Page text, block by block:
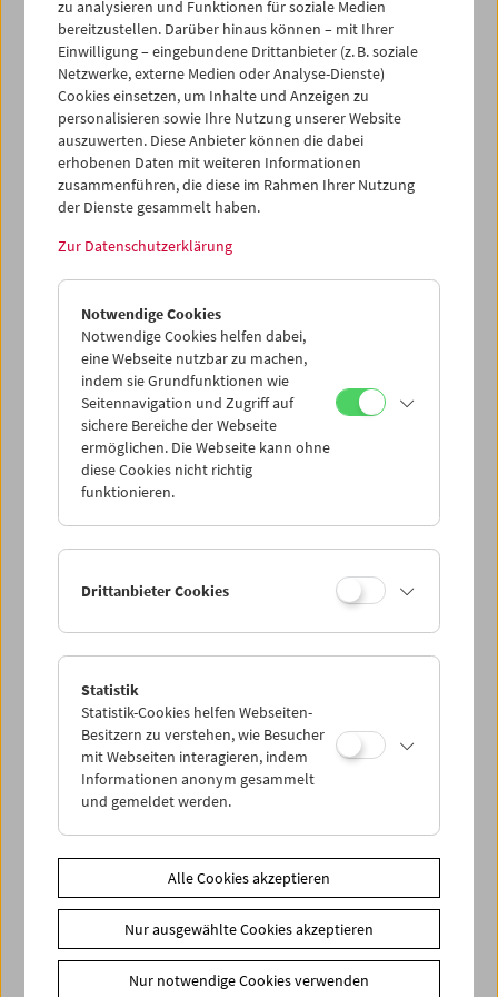
Sabine Groschup für das Österreichische Filmmuseum,
entstanden Anfang der 1980er Jahre im Rahmen ihres
Studiums in der Animationsklasse unter der Leitung von
Maria Lassnig an der Hochschule für angewandte Kunst
(heute Universität für angewandte Kunst Wien).
Die Filme wurden vom Filmmuseum digitalisiert und
farbkorrigiert. Von Sabine Groschups Film war leider kein
Ton mehr erhalten, weshalb Martin Lauterer ihn auf Bitte
Groschups neu vertonte.
UnterEinblicke in die Filmsammlungwurden beide Trailer
online zugänglich gemacht.
< zurück zur Übersicht
Share on
News Archiv
Newsletter
Fotos unserer Gäste
Gästebuch
zu analysieren und Funktionen für soziale Medien
bereitzustellen. Darüber hinaus können – mit Ihrer
Einwilligung – eingebundene Drittanbieter (z. B. soziale
Netzwerke, externe Medien oder Analyse-Dienste)
Cookies einsetzen, um Inhalte und Anzeigen zu
personalisieren sowie Ihre Nutzung unserer Website
auszuwerten. Diese Anbieter können die dabei
erhobenen Daten mit weiteren Informationen
zusammenführen, die diese im Rahmen Ihrer Nutzung
der Dienste gesammelt haben.
Zur Datenschutzerklärung
Notwendige Cookies
Notwendige Cookies helfen dabei,
eine Webseite nutzbar zu machen,
indem sie Grundfunktionen wie
Seitennavigation und Zugriff auf
sichere Bereiche der Webseite
ermöglichen. Die Webseite kann ohne
diese Cookies nicht richtig
funktionieren.
Drittanbieter Cookies
Statistik
Statistik-Cookies helfen Webseiten-
Besitzern zu verstehen, wie Besucher
mit Webseiten interagieren, indem
Informationen anonym gesammelt
und gemeldet werden.
Alle Cookies akzeptieren
Nur ausgewählte Cookies akzeptieren
Nur notwendige Cookies verwenden